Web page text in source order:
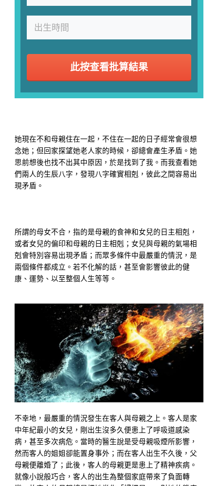
此按查看批算結果
她現在不和母親住在一起，不住在一起的日子經常會很想
念她；但回家探望她老人家的時候，卻總會產生矛盾。她
思前想後也找不出其中原因，於是找到了我。而我查看她
們兩人的生辰八字，發現八字確實相剋，彼此之間容易出
現矛盾。
所謂的母女不合，指的是母親的食神和女兒的日主相剋，
或者女兒的偏印和母親的日主相剋；女兒與母親的氣場相
剋會特別容易出現矛盾；而眾多條件中最嚴重的情況，是
兩個條件都成立。若不化解的話，甚至會影響彼此的健
康、運勢、以至整個人生等等。
不幸地，最嚴重的情況發生在客人與母親之上。客人是家
中年紀最小的女兒，剛出生沒多久便患上了呼吸道感染
病，甚至多次病危。當時的醫生說是受母親吸煙所影響，
然而客人的姐姐卻能置身事外；而在客人出生不久後，父
母親便離婚了；此後，客人的母親更是患上了精神疾病。
就像小說般巧合，客人的出生為整個家庭帶來了負面轉